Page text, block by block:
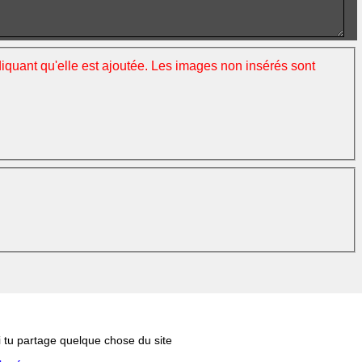
qu'elle est ajoutée. Les images non insérés sont
partage quelque chose du site